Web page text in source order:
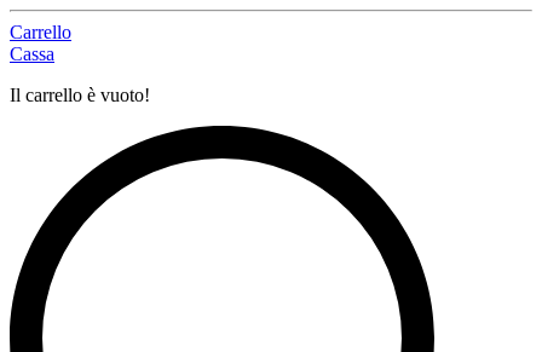
Carrello
Cassa
Il carrello è vuoto!